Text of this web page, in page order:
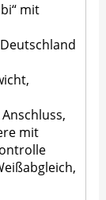
mit
mit